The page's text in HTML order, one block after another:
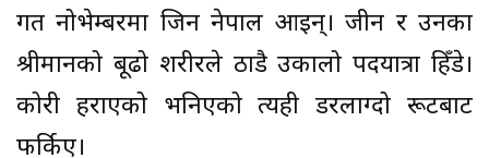
गत नोभेम्बरमा जिन नेपाल आइन्। जीन र उनका
श्रीमानको बूढो शरीरले ठाडै उकालो पदयात्रा हिँडे।
कोरी हराएको भनिएको त्यही डरलाग्दो रूटबाट
फर्किए।